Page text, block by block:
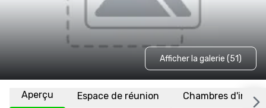
Afficher la galerie (51)
Aperçu Espace de réunion Chambres